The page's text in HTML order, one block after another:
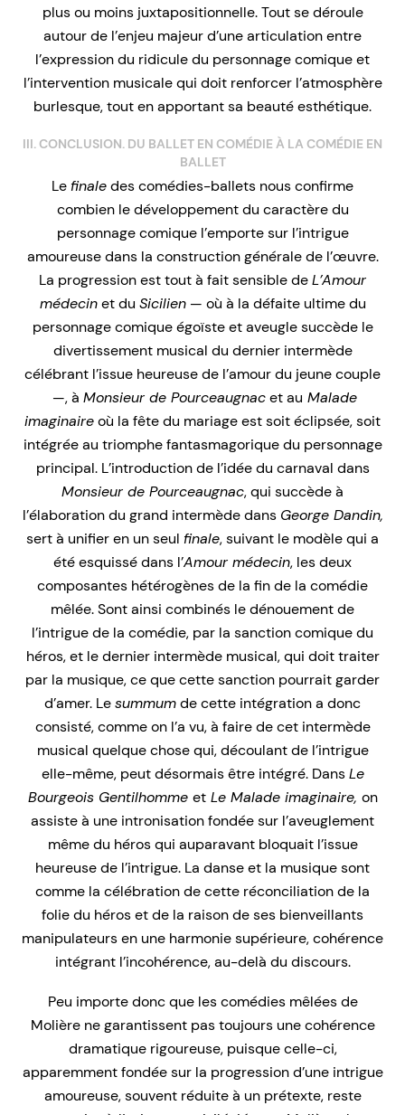
plus ou moins juxtapositionnelle. Tout se déroule
autour de l’enjeu majeur d’une articulation entre
l’expression du ridicule du personnage comique et
l’intervention musicale qui doit renforcer l’atmosphère
burlesque, tout en apportant sa beauté esthétique.
III. CONCLUSION. DU BALLET EN COMÉDIE À LA COMÉDIE EN
BALLET
Le finaledes comédies-ballets nous confirme
combien le développement du caractère du
personnage comique l’emporte sur l’intrigue
amoureuse dans la construction générale de l’œuvre.
La progression est tout à fait sensible deL’Amour
médecinet du Sicilien— où à la défaite ultime du
personnage comique égoïste et aveugle succède le
divertissement musical du dernier intermède
célébrant l’issue heureuse de l’amour du jeune couple
—, à Monsieur de Pourceaugnacet au Malade
imaginaireoù la fête du mariage est soit éclipsée, soit
intégrée au triomphe fantasmagorique du personnage
principal. L’introduction de l’idée du carnaval dans
Monsieur de Pourceaugnac, qui succède à
l’élaboration du grand intermède dans George Dandin,
sert à unifier en un seul finale, suivant le modèle qui a
été esquissé dans l’Amour médecin, les deux
composantes hétérogènes de la fin de la comédie
mêlée. Sont ainsi combinés le dénouement de
l’intrigue de la comédie, par la sanction comique du
héros, et le dernier intermède musical, qui doit traiter
par la musique, ce que cette sanction pourrait garder
d’amer. Lesummumde cette intégration a donc
consisté, comme on l’a vu, à faire de cet intermède
musical quelque chose qui, découlant de l’intrigue
elle-même, peut désormais être intégré. DansLe
Bourgeois Gentilhomme etLe Malade imaginaire, on
assiste à une intronisation fondée sur l’aveuglement
même du héros qui auparavant bloquait l’issue
heureuse de l’intrigue. La danse et la musique sont
comme la célébration de cette réconciliation de la
folie du héros et de la raison de ses bienveillants
manipulateurs en une harmonie supérieure, cohérence
intégrant l’incohérence, au-delà du discours.
Peu importe donc que les comédies mêlées de
Molière ne garantissent pas toujours une cohérence
dramatique rigoureuse, puisque celle-ci,
apparemment fondée sur la progression d’une intrigue
amoureuse, souvent réduite à un prétexte, reste